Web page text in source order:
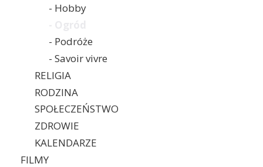
- Hobby
- Podróże
- Savoir vivre
RELIGIA
RODZINA
SPOŁECZEŃSTWO
ZDROWIE
KALENDARZE
FILMY